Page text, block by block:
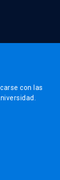
con las